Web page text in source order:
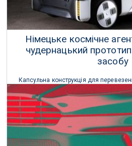
Німецьке космічне
чудернацький
засобу
Капсульна конструкція для
Shift містить всі цінні технічні
для автономного, електричного і
21 Вересня 2020 р.